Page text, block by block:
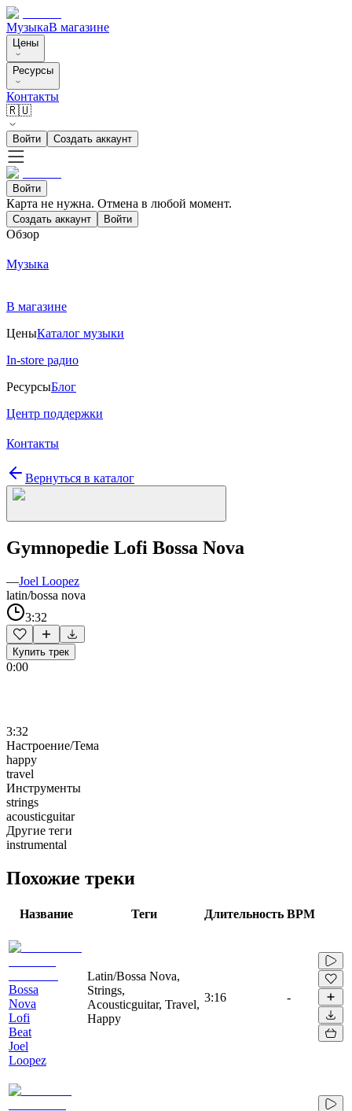
МузыкаВ магазине
Цены
Ресурсы
Контакты
🇷🇺
Войти Создать аккаунт
Войти
Карта не нужна. Отмена в любой момент.
Создать аккаунт Войти
Обзор
Музыка
В магазине
ЦеныКаталог музыки
In-store радио
РесурсыБлог
Центр поддержки
Контакты
Вернуться в каталог
Gymnopedie Lofi Bossa Nova
—Joel Loopez
latin/bossa nova
3:32
Купить трек
0:00
3:32
Настроение/Тема
happy
travel
Инструменты
strings
acousticguitar
Другие теги
instrumental
Похожие треки
Название Теги Длительность BPM
Bossa
Nova
Lofi
Beat
Joel
Loopez
Latin/Bossa Nova,
Strings,
Acousticguitar, Travel,
Happy
3:16 -